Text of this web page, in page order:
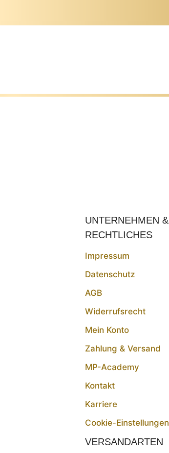
UNTERNEHMEN &
RECHTLICHES
Impressum
Datenschutz
AGB
Widerrufsrecht
Mein Konto
Zahlung & Versand
MP-Academy
Kontakt
Karriere
Cookie-Einstellungen
VERSANDARTEN